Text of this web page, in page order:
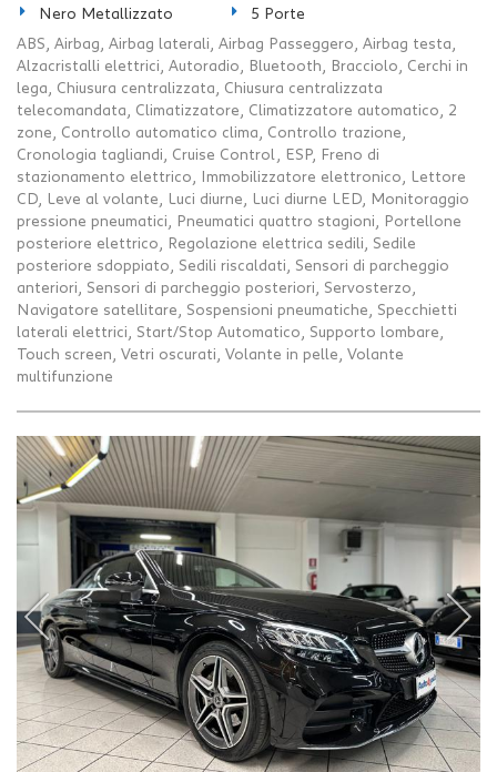
Nero Metallizzato
5 Porte
ABS, Airbag, Airbag laterali, Airbag Passeggero, Airbag testa,
Alzacristalli elettrici, Autoradio, Bluetooth, Bracciolo, Cerchi in
lega, Chiusura centralizzata, Chiusura centralizzata
telecomandata, Climatizzatore, Climatizzatore automatico, 2
zone, Controllo automatico clima, Controllo trazione,
Cronologia tagliandi, Cruise Control, ESP, Freno di
stazionamento elettrico, Immobilizzatore elettronico, Lettore
CD, Leve al volante, Luci diurne, Luci diurne LED, Monitoraggio
pressione pneumatici, Pneumatici quattro stagioni, Portellone
posteriore elettrico, Regolazione elettrica sedili, Sedile
posteriore sdoppiato, Sedili riscaldati, Sensori di parcheggio
anteriori, Sensori di parcheggio posteriori, Servosterzo,
Navigatore satellitare, Sospensioni pneumatiche, Specchietti
laterali elettrici, Start/Stop Automatico, Supporto lombare,
Touch screen, Vetri oscurati, Volante in pelle, Volante
multifunzione